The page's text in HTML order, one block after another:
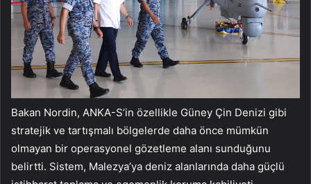
Bakan Nordin, ANKA-S’in özellikle Güney Çin Denizi gibi
stratejik ve tartışmalı bölgelerde daha önce mümkün
olmayan bir operasyonel gözetleme alanı sunduğunu
belirtti. Sistem, Malezya’ya deniz alanlarında daha güçlü